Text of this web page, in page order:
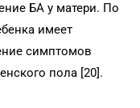
БА у матери. По
имеет
симптомов
пола [20].